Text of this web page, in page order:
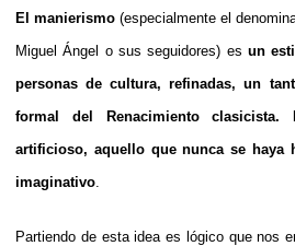
El manierismo (especialmente el
Miguel Ángel o sus seguidores) es un
personas de cultura, refinadas, un
formal del Renacimiento
artificioso, aquello que nunca se haya
imaginativo
Partiendo de esta idea es lógico que nos